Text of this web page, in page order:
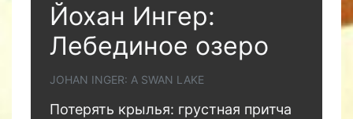
Йохан Ингер:
Лебединое озеро
JOHAN INGER: A SWAN LAKE
Потерять крылья: грустная притча